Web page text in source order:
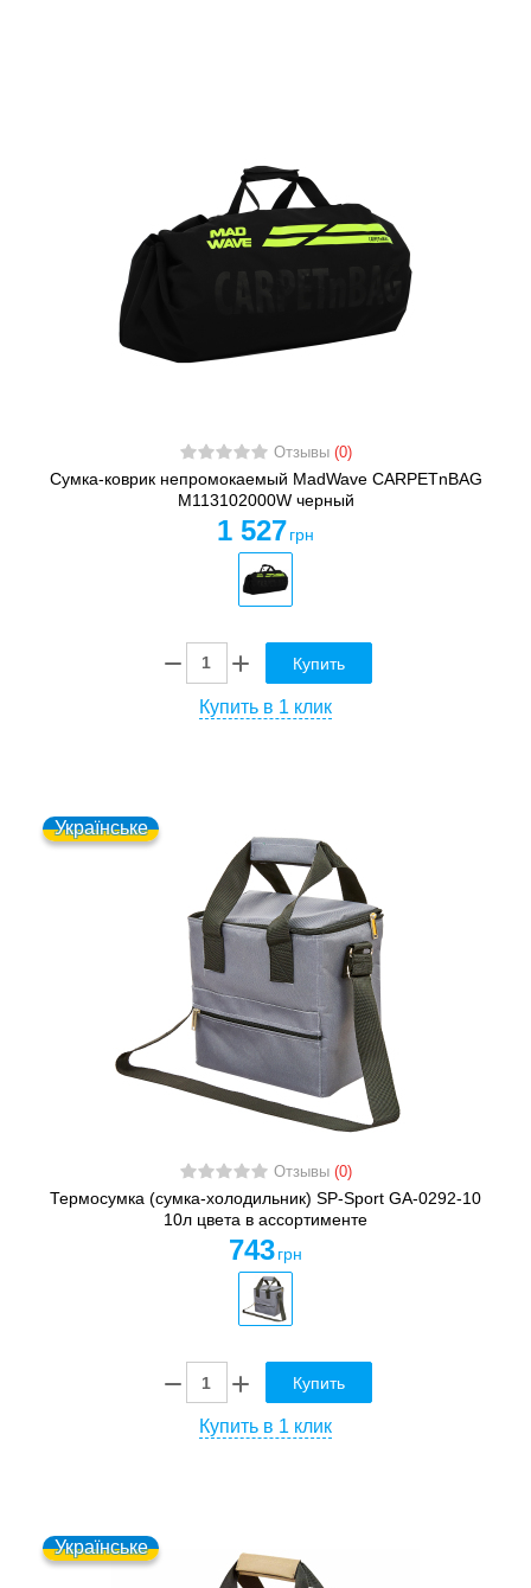
Отзывы (0)
Сумка-коврик непромокаемый MadWave CARPETnBAG
M113102000W черный
1 527 грн
Купить
Купить в 1 клик
Українське
Отзывы (0)
Термосумка (сумка-холодильник) SP-Sport GA-0292-10
10л цвета в ассортименте
743 грн
Купить
Купить в 1 клик
Українське